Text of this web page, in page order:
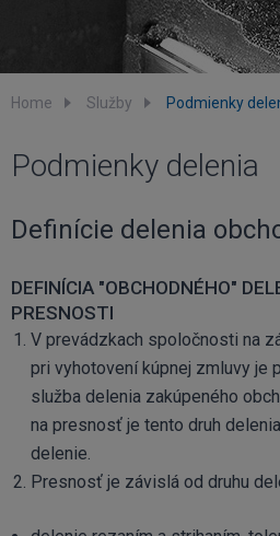
Home Služby Podmienky
Podmienky delenia
Definície delenia
DEFINÍCIA "OBCHODNÉHO"
PRESNOSTI
V prevádzkach spoločnosti na
pri vyhotovení kúpnej zmluvy je
služba delenia zakúpeného
na presnosť je tento druh
delenie.
Presnosť je závislá od druhu